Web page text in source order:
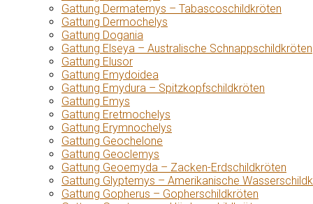
Gattung Dermatemys – Tabascoschildkröten
Gattung Dermochelys
Gattung Dogania
Gattung Elseya – Australische Schnappschildkröten
Gattung Elusor
Gattung Emydoidea
Gattung Emydura – Spitzkopfschildkröten
Gattung Emys
Gattung Eretmochelys
Gattung Erymnochelys
Gattung Geochelone
Gattung Geoclemys
Gattung Geoemyda – Zacken-Erdschildkröten
Gattung Glyptemys – Amerikanische
Gattung Gopherus – Gopherschildkröten